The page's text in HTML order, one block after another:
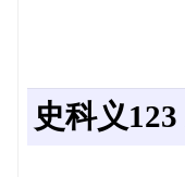
史科义123